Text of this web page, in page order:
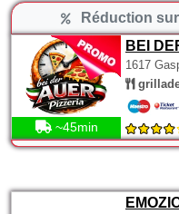
Réduction
BEI
1617
~45min